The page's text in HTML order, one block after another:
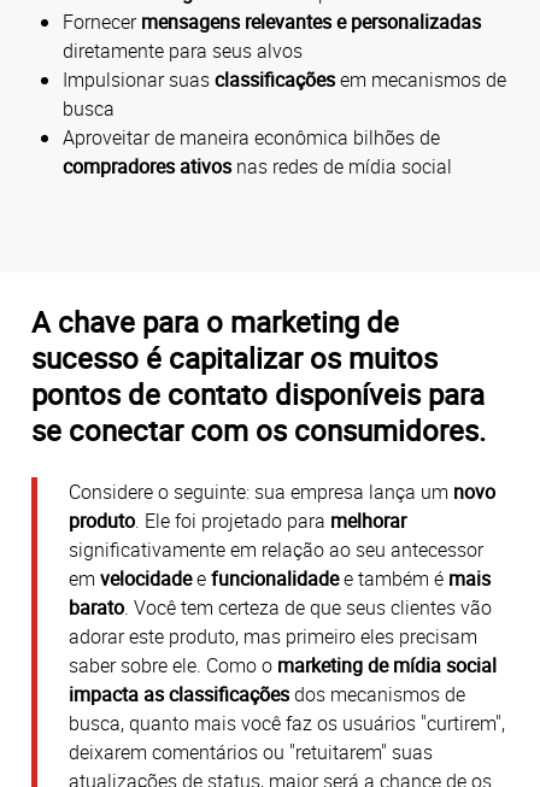
Fornecermensagens relevantes e personalizadas
diretamente para seus alvos
Impulsionar suasclassificaçõesem mecanismos de
busca
Aproveitar de maneira econômica bilhões de
compradores ativos nas redes de mídia social
A chave para o marketing de
sucesso é capitalizar os muitos
pontos de contato disponíveis para
se conectar com os consumidores.
Considere o seguinte: sua empresa lança um novo
produto. Ele foi projetado para melhorar
significativamente em relação ao seu antecessor
em velocidadeefuncionalidadee também é mais
barato. Você tem certeza de que seus clientes vão
adorar este produto, mas primeiro eles precisam
saber sobre ele. Como o marketing de mídia social
impacta as classificaçõesdos mecanismos de
busca, quanto mais você faz os usuários "curtirem",
deixarem comentários ou "retuitarem" suas
atualizações de status, maior será a chance de os